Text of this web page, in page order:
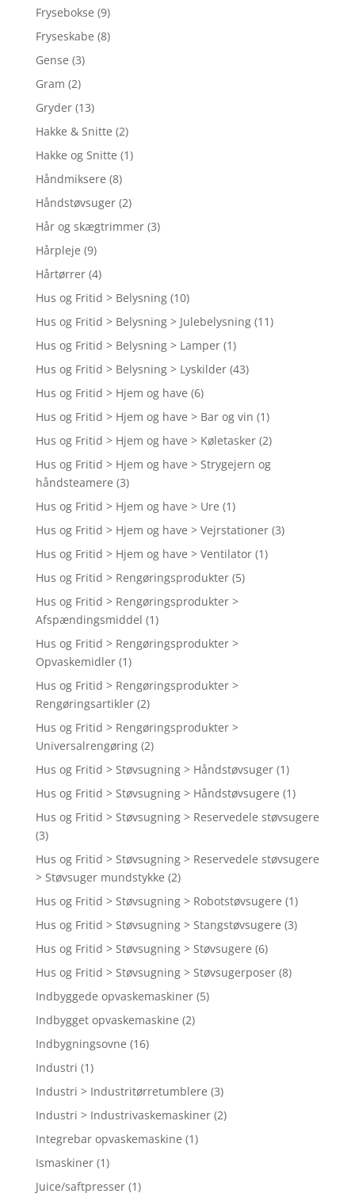
Frysebokse (9)
Fryseskabe (8)
Gense (3)
Gram (2)
Gryder (13)
Hakke & Snitte (2)
Hakke og Snitte (1)
Håndmiksere (8)
Håndstøvsuger (2)
Hår og skægtrimmer (3)
Hårpleje (9)
Hårtørrer (4)
Hus og Fritid > Belysning (10)
Hus og Fritid > Belysning > Julebelysning (11)
Hus og Fritid > Belysning > Lamper (1)
Hus og Fritid > Belysning > Lyskilder (43)
Hus og Fritid > Hjem og have (6)
Hus og Fritid > Hjem og have > Bar og vin (1)
Hus og Fritid > Hjem og have > Køletasker (2)
Hus og Fritid > Hjem og have > Strygejern og
håndsteamere (3)
Hus og Fritid > Hjem og have > Ure (1)
Hus og Fritid > Hjem og have > Vejrstationer (3)
Hus og Fritid > Hjem og have > Ventilator (1)
Hus og Fritid > Rengøringsprodukter (5)
Hus og Fritid > Rengøringsprodukter >
Afspændingsmiddel (1)
Hus og Fritid > Rengøringsprodukter >
Opvaskemidler (1)
Hus og Fritid > Rengøringsprodukter >
Rengøringsartikler (2)
Hus og Fritid > Rengøringsprodukter >
Universalrengøring (2)
Hus og Fritid > Støvsugning > Håndstøvsuger (1)
Hus og Fritid > Støvsugning > Håndstøvsugere (1)
Hus og Fritid > Støvsugning > Reservedele støvsugere
(3)
Hus og Fritid > Støvsugning > Reservedele støvsugere
> Støvsuger mundstykke (2)
Hus og Fritid > Støvsugning > Robotstøvsugere (1)
Hus og Fritid > Støvsugning > Stangstøvsugere (3)
Hus og Fritid > Støvsugning > Støvsugere (6)
Hus og Fritid > Støvsugning > Støvsugerposer (8)
Indbyggede opvaskemaskiner (5)
Indbygget opvaskemaskine (2)
Indbygningsovne (16)
Industri (1)
Industri > Industritørretumblere (3)
Industri > Industrivaskemaskiner (2)
Integrebar opvaskemaskine (1)
Ismaskiner (1)
Juice/saftpresser (1)